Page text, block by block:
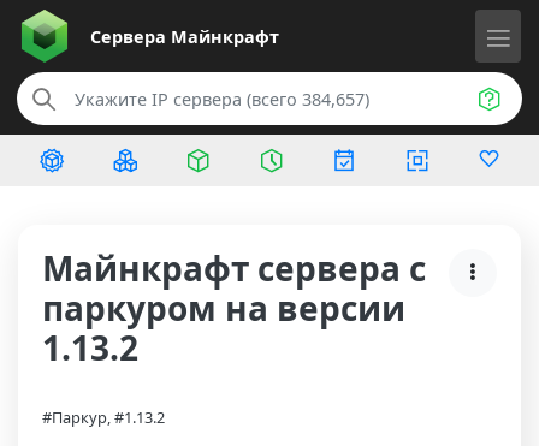
Сервера Майнкрафт
Майнкрафт сервера с
паркуром на версии
1.13.2
#Паркур, #1.13.2